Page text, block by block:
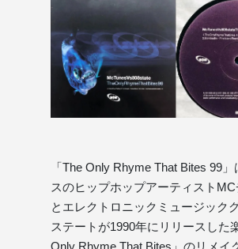
「The Only Rhyme That Bites 99」
スのヒップホップアーティスト
とエレクトロニックミュージック
ステートが1990年にリリースした